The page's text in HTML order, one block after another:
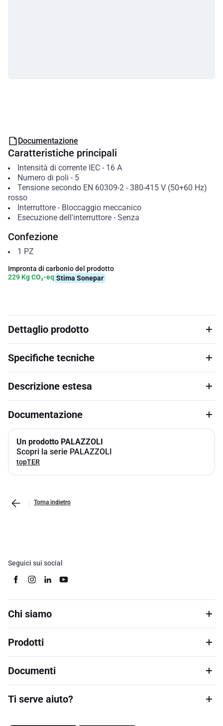
Documentazione
Caratteristiche principali
Intensità di corrente IEC- 16 A
Numero di poli - 5
Tensione secondo EN 60309-2- 380-415 V (50+60 Hz)
rosso
Interruttore- Bloccaggio meccanico
Esecuzione dell'interruttore- Senza
Confezione
1 PZ
Impronta di carbonio del prodotto
229 Kg CO₂-eq Stima Sonepar
Dettaglio prodotto
Specifiche tecniche
Descrizione estesa
Documentazione
Un prodotto PALAZZOLI
Scopri la serie PALAZZOLI
topTER
Torna indietro
Seguici sui social
Chi siamo
Prodotti
Documenti
Ti serve aiuto?